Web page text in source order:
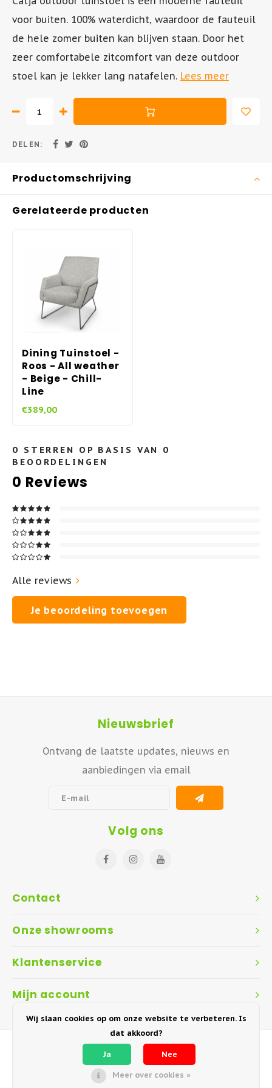
Tuinstoel - BOX
Bistrotafels
Tuintafels hout
voor buiten. 100% waterdicht, waardoor de fauteuil
de hele zomer buiten kan blijven staan. Door het
zeer comfortabele zitcomfort van deze outdoor
stoel kan je lekker lang natafelen. Lees meer
DELEN:
Productomschrijving
Gerelateerde producten
Dining Tuinstoel -
Roos - All weather
- Beige - Chill-
Line
€389,00
0 STERREN OP BASIS VAN 0
BEOORDELINGEN
0 Reviews
Alle reviews
Je beoordeling toevoegen
Contact
Nieuwsbrief
Ontvang de laatste updates, nieuws en
aanbiedingen via email
Volg ons
Onze showrooms
Klantenservice
Mijn account
Wij slaan cookies op om onze website te verbeteren. Is
dat akkoord?
Ja Nee
Meer over cookies »